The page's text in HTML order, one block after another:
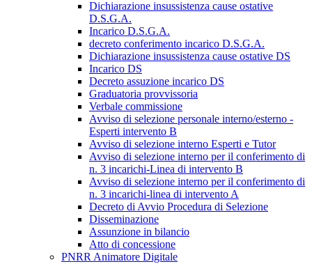
Dichiarazione insussistenza cause ostative
D.S.G.A.
Incarico D.S.G.A.
decreto conferimento incarico D.S.G.A.
Dichiarazione insussistenza cause ostative DS
Incarico DS
Decreto assuzione incarico DS
Graduatoria provvissoria
Verbale commissione
Avviso di selezione personale interno/esterno -
Esperti intervento B
Avviso di selezione interno Esperti e Tutor
Avviso di selezione interno per il conferimento di
n. 3 incarichi-Linea di intervento B
Avviso di selezione interno per il conferimento di
n. 3 incarichi-linea di intervento A
Decreto di Avvio Procedura di Selezione
Disseminazione
Assunzione in bilancio
Atto di concessione
PNRR Animatore Digitale